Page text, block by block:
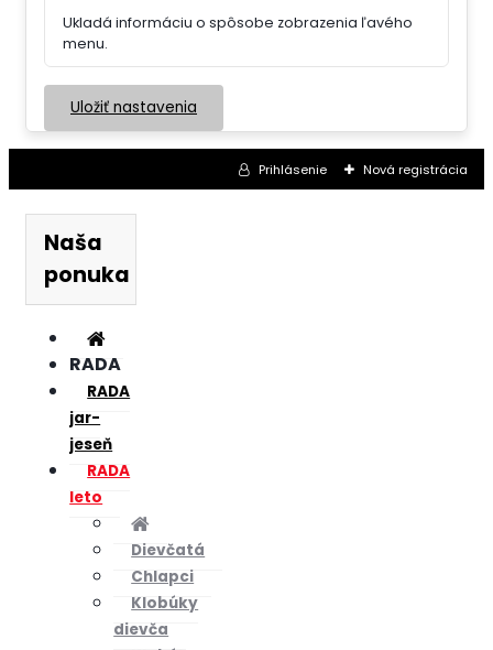
Ukladá informáciu o spôsobe zobrazenia ľavého
menu.
Uložiť nastavenia
Prihlásenie Nová registrácia
Naša
ponuka
RADA
RADA
jar-
jeseň
RADA
leto
Dievčatá
Chlapci
Klobúky
dievča